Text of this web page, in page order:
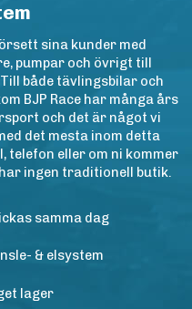
sina kunder med
pumpar och övrigt till
både tävlingsbilar och
BJP Race har många års
och det är något vi
det mesta inom detta
telefon eller om ni kommer
ingen traditionell butik.
samma dag
& elsystem
lager